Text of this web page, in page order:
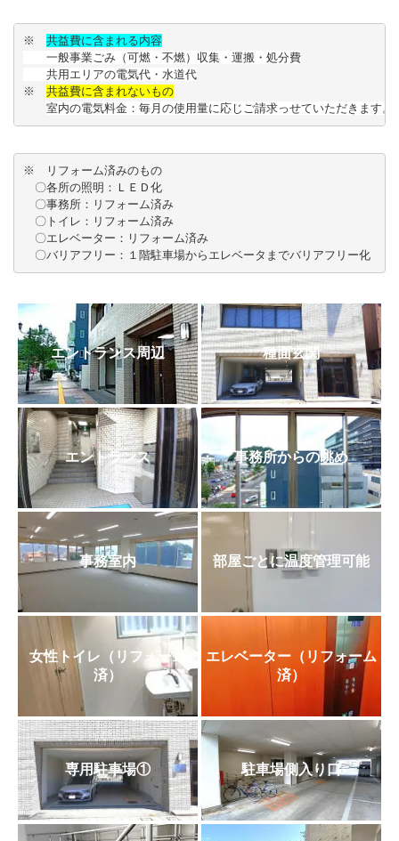
※ 共益費に含まれる内容
一般事業ごみ（可燃・不燃）収集・運搬・処分費
共用エリアの電気代・水道代
※ 共益費に含まれないもの
室内の電気料金：毎月の使用量に応じご請求っせていただきます。
※　リフォーム済みのもの
〇各所の照明：ＬＥＤ化
〇事務所：リフォーム済み
〇トイレ：リフォーム済み
〇エレベーター：リフォーム済み
〇バリアフリー：１階駐車場からエレベータまでバリアフリー化
エントランス周辺 種面玄関
エントランス 事務所からの眺め
事務室内 部屋ごとに温度管理可能
女性トイレ（リフォーム
済）
エレベーター（リフォーム
済）
専用駐車場① 駐車場側入り口